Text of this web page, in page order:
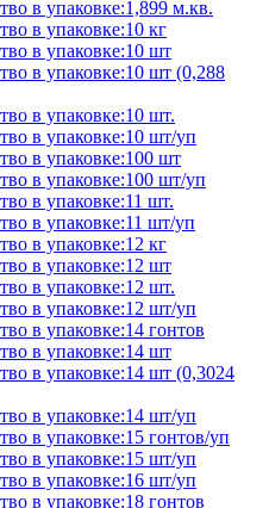
в упаковке:1,899 м.кв.
в упаковке:10 кг
в упаковке:10 шт
в упаковке:10 шт (0,288
в упаковке:10 шт.
в упаковке:10 шт/уп
в упаковке:100 шт
в упаковке:100 шт/уп
в упаковке:11 шт.
в упаковке:11 шт/уп
в упаковке:12 кг
в упаковке:12 шт
в упаковке:12 шт.
в упаковке:12 шт/уп
в упаковке:14 гонтов
в упаковке:14 шт
в упаковке:14 шт (0,3024
в упаковке:14 шт/уп
в упаковке:15 гонтов/уп
в упаковке:15 шт/уп
в упаковке:16 шт/уп
в упаковке:18 гонтов